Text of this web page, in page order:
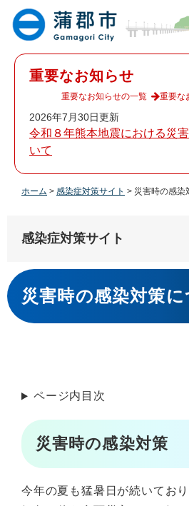
重要なお知らせ
2026年7月30日更新
令和８年熊本地震における災
いて
重要なお知らせの一覧 重要な
ホーム > 感染症対策サイト > 災害時の感染
感染症対策サイト
本
文
災害時の感染対策に
ページ内目次
災害時の感染対策
今年の夏も猛暑日が続いてお